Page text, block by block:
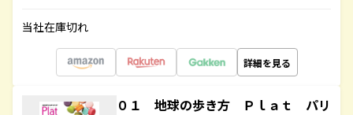
当社在庫切れ
詳細を見る
０１ 地球の歩き方 Ｐｌａｔ パリ